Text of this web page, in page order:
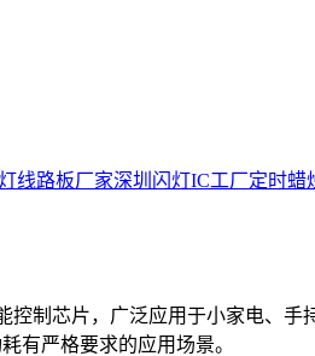
线路板厂家深圳闪灯IC工厂定时蜡
控制芯片，广泛应用于小家电、
有严格要求的应用场景。